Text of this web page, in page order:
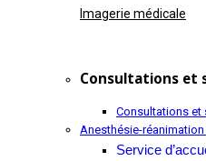
Imagerie médicale
Consultations et
Consultations et
Anesthésie-
Service